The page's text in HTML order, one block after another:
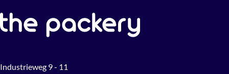
Industrieweg 9 - 11